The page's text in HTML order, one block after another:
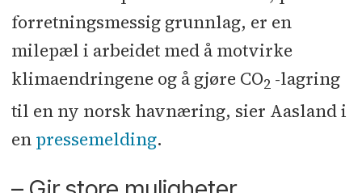
forretningsmessig grunnlag, er en
milepæl i arbeidet med å motvirke
klimaendringene og å gjøre CO2 -lagring
til en ny norsk havnæring, sier Aasland i
en pressemelding.